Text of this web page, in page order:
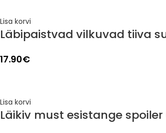
Lisa korvi
Läbipaistvad vilkuvad tiiva
17.90€
Lisa korvi
Läikiv must esistange spoiler